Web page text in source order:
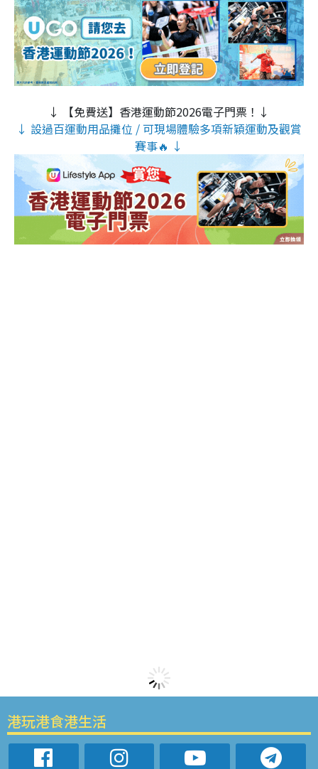
↓ 【免費送】香港運動節2026電子門票！↓
↓ 設過百運動用品攤位 / 可現場體驗多項新穎運動及觀賞
賽事🔥 ↓
港玩港食港生活